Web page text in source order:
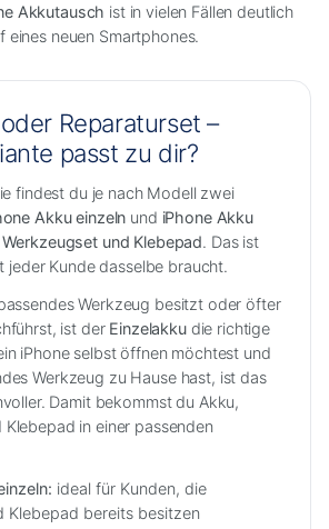
Akkutausch ist in vielen Fällen deutlich
eines neuen Smartphones.
Reparaturset –
passt zu dir?
findest du je nach Modell zwei
Akku einzeln und iPhone Akku
und Klebepad. Das ist
jeder Kunde dasselbe braucht.
Werkzeug besitzt oder öfter
ist der Einzelakkudie richtige
iPhone selbst öffnen möchtest und
Werkzeug zu Hause hast, ist das
Damit bekommst du Akku,
in einer passenden
ideal für Kunden, die
Klebepad bereits besitzen